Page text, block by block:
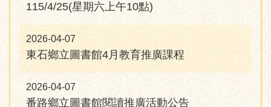
115/4/25(星期六上午10點)
2026-04-07
東石鄉立圖書館4月教育推廣課程
2026-04-07
番路鄉立圖書館閱讀推廣活動公告